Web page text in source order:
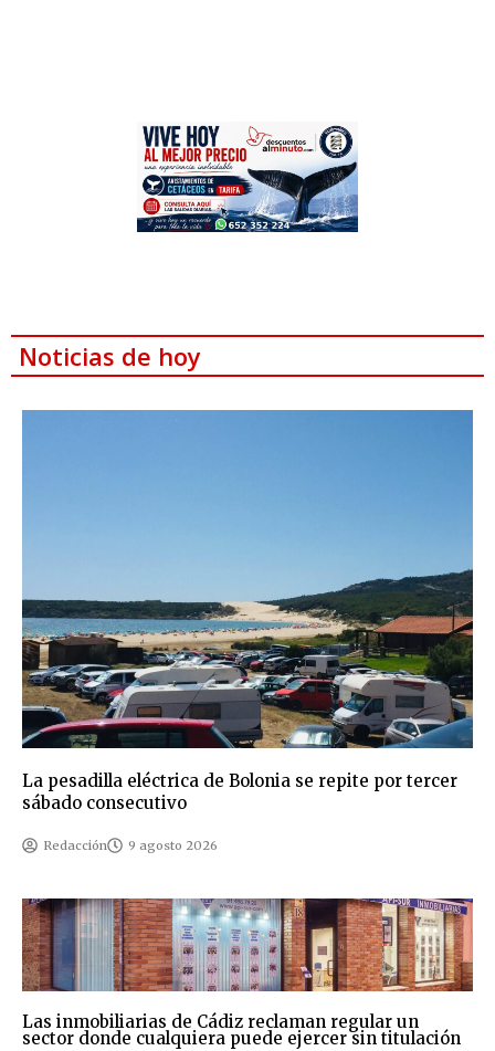
Noticias de hoy
La pesadilla eléctrica de Bolonia se repite por tercer
sábado consecutivo
Redacción 9 agosto 2026
Las inmobiliarias de Cádiz reclaman regular un
sector donde cualquiera puede ejercer sin titulación